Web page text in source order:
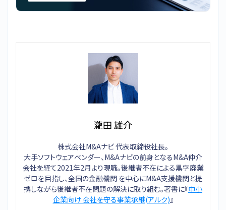
瀧田 雄介
株式会社M&Aナビ 代表取締役社長。
大手ソフトウェアベンダー、M&Aナビの前身となるM&A仲介
会社を経て2021年2月より現職。後継者不在による黒字廃業
ゼロを目指し、全国の金融機関 を中心にM&A支援機関と提
携しながら後継者不在問題の解決に取り組む。著書に『中小
企業向け 会社を守る事業承継(アルク) 』